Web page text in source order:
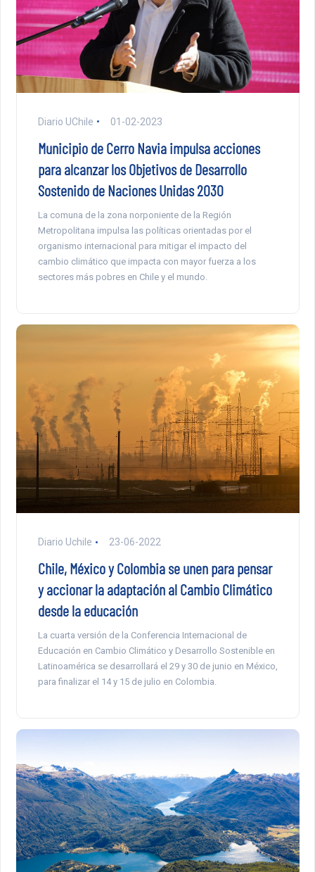
Diario UChile 01-02-2023
Municipio de Cerro Navia impulsa acciones
para alcanzar los Objetivos de Desarrollo
Sostenido de Naciones Unidas 2030
La comuna de la zona norponiente de la Región
Metropolitana impulsa las políticas orientadas por el
organismo internacional para mitigar el impacto del
cambio climático que impacta con mayor fuerza a los
sectores más pobres en Chile y el mundo.
Diario Uchile 23-06-2022
Chile, México y Colombia se unen para pensar
y accionar la adaptación al Cambio Climático
desde la educación
La cuarta versión de la Conferencia Internacional de
Educación en Cambio Climático y Desarrollo Sostenible en
Latinoamérica se desarrollará el 29 y 30 de junio en México,
para finalizar el 14 y 15 de julio en Colombia.